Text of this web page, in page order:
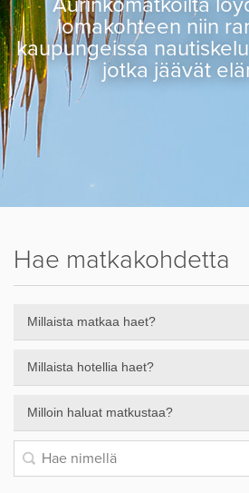
lomakohteen niin
kaupungeissa
jotka jäävät
Hae matkakohdetta
Millaista matkaa haet?
Millaista hotellia haet?
Milloin haluat matkustaa?